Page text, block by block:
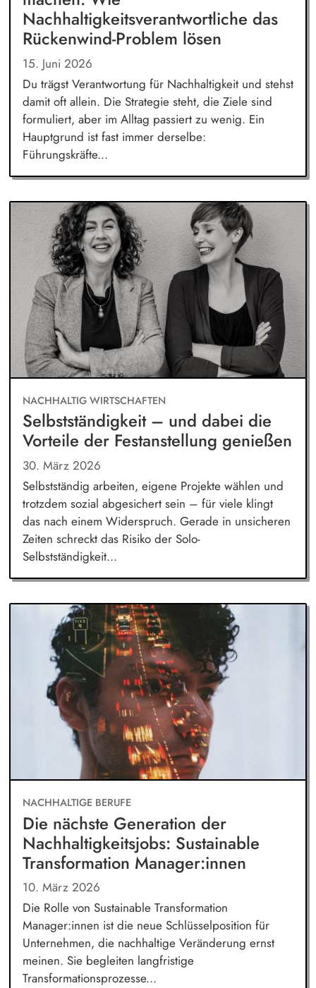
Nachhaltigkeitsverantwortliche das
Rückenwind-Problem lösen
15. Juni 2026
Du trägst Verantwortung für Nachhaltigkeit und stehst
damit oft allein. Die Strategie steht, die Ziele sind
formuliert, aber im Alltag passiert zu wenig. Ein
Hauptgrund ist fast immer derselbe:
Führungskräfte...
NACHHALTIG WIRTSCHAFTEN
Selbstständigkeit – und dabei die
Vorteile der Festanstellung genießen
30. März 2026
Selbstständig arbeiten, eigene Projekte wählen und
trotzdem sozial abgesichert sein – für viele klingt
das nach einem Widerspruch. Gerade in unsicheren
Zeiten schreckt das Risiko der Solo-
Selbstständigkeit...
NACHHALTIGE BERUFE
Die nächste Generation der
Nachhaltigkeitsjobs: Sustainable
Transformation Manager:innen
10. März 2026
Die Rolle von Sustainable Transformation
Manager:innen ist die neue Schlüsselposition für
Unternehmen, die nachhaltige Veränderung ernst
meinen. Sie begleiten langfristige
Transformationsprozesse...